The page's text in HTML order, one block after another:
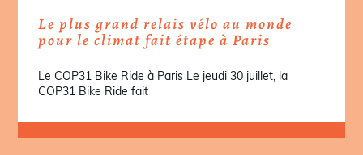
Le plus grand relais vélo au monde
pour le climat fait étape à Paris
Le COP31 Bike Ride à Paris Le jeudi 30 juillet, la
COP31 Bike Ride fait